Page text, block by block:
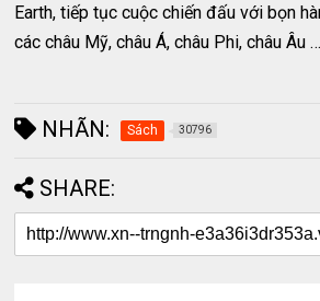
Earth, tiếp tục cuộc chiến đấu với bọn
các châu Mỹ, châu Á, châu Phi, châu Âu …
NHÃN: Sách 30796
SHARE: